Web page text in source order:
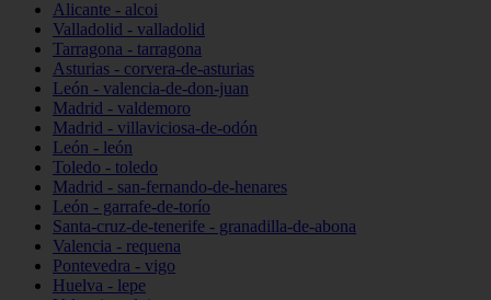
Alicante - alcoi
Valladolid - valladolid
Tarragona - tarragona
Asturias - corvera-de-asturias
León - valencia-de-don-juan
Madrid - valdemoro
Madrid - villaviciosa-de-odón
León - león
Toledo - toledo
Madrid - san-fernando-de-henares
León - garrafe-de-torío
Santa-cruz-de-tenerife - granadilla-de-abona
Valencia - requena
Pontevedra - vigo
Huelva - lepe